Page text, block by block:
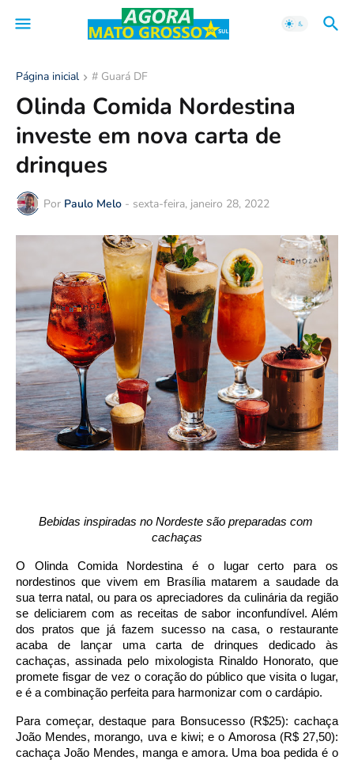
Página inicial # Guará DF
Olinda Comida Nordestina
investe em nova carta de
drinques
Por Paulo Melo - sexta-feira, janeiro 28, 2022
Bebidas inspiradas no Nordeste são preparadas com
cachaças
O Olinda Comida Nordestina é o lugar certo para os
nordestinos que vivem em Brasília matarem a saudade da
sua terra natal, ou para os apreciadores da culinária da região
se deliciarem com as receitas de sabor inconfundível. Além
dos pratos que já fazem sucesso na casa, o restaurante
acaba de lançar uma carta de drinques dedicado às
cachaças, assinada pelo mixologista Rinaldo Honorato, que
promete fisgar de vez o coração do público que visita o lugar,
e é a combinação perfeita para harmonizar com o cardápio.
Para começar, destaque para Bonsucesso (R$25): cachaça
João Mendes, morango, uva e kiwi; e o Amorosa (R$ 27,50):
cachaça João Mendes, manga e amora. Uma boa pedida é o